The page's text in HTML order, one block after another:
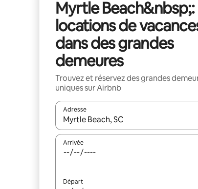
Myrtle Beach&nbsp;:
locations de
dans des grandes
demeures
Trouvez et réservez des grandes
uniques sur Airbnb
Adresse
Lorsque les résultats s'affichent, utilisez
Arrivée
Départ